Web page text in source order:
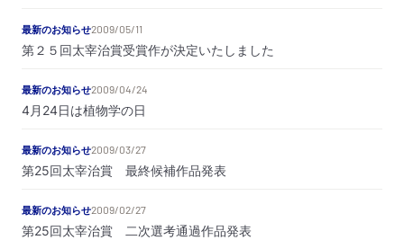
最新のお知らせ2009/05/11
第２５回太宰治賞受賞作が決定いたしました
最新のお知らせ2009/04/24
4月24日は植物学の日
最新のお知らせ2009/03/27
第25回太宰治賞 最終候補作品発表
最新のお知らせ2009/02/27
第25回太宰治賞 二次選考通過作品発表